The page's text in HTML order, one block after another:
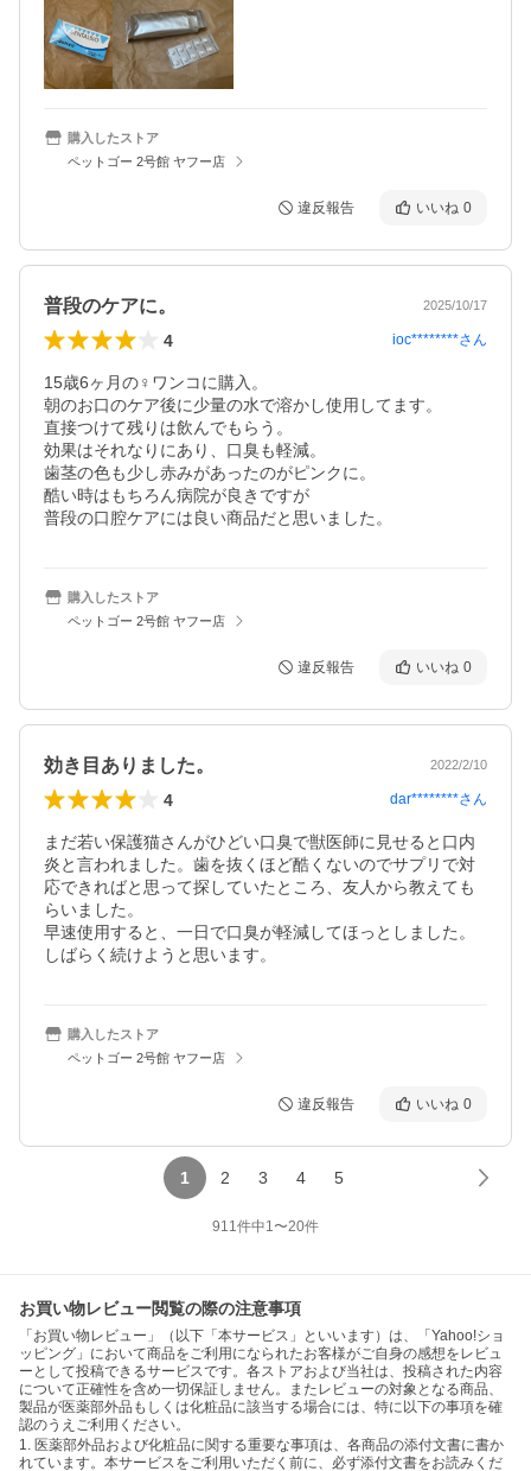
購入したストア
ペットゴー 2号館 ヤフー店
違反報告 いいね 0
普段のケアに。 2025/10/17
4 ioc********さん
15歳6ヶ月の♀ワンコに購入。
朝のお口のケア後に少量の水で溶かし使用してます。
直接つけて残りは飲んでもらう。
効果はそれなりにあり、口臭も軽減。
歯茎の色も少し赤みがあったのがピンクに。
酷い時はもちろん病院が良きですが
普段の口腔ケアには良い商品だと思いました。
購入したストア
ペットゴー 2号館 ヤフー店
違反報告 いいね 0
効き目ありました。 2022/2/10
4 dar********さん
まだ若い保護猫さんがひどい口臭で獣医師に見せると口内
炎と言われました。歯を抜くほど酷くないのでサプリで対
応できればと思って探していたところ、友人から教えても
らいました。
早速使用すると、一日で口臭が軽減してほっとしました。
しばらく続けようと思います。
購入したストア
ペットゴー 2号館 ヤフー店
違反報告 いいね 0
1 2 3 4 5
911件中1〜20件
お買い物レビュー閲覧の際の注意事項
「お買い物レビュー」（以下「本サービス」といいます）は、「Yahoo!ショ
ッピング」において商品をご利用になられたお客様がご自身の感想をレビュ
ーとして投稿できるサービスです。各ストアおよび当社は、投稿された内容
について正確性を含め一切保証しません。またレビューの対象となる商品、
製品が医薬部外品もしくは化粧品に該当する場合には、特に以下の事項を確
認のうえご利用ください。
1. 医薬部外品および化粧品に関する重要な事項は、各商品の添付文書に書か
れています。本サービスをご利用いただく前に、必ず添付文書をお読みくだ